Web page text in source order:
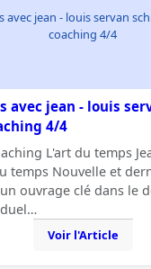
avec jean - louis servan
coaching 4/4
avec jean - louis
4/4
L'art du temps
temps Nouvelle et
ouvrage clé dans le
Voir l'Article